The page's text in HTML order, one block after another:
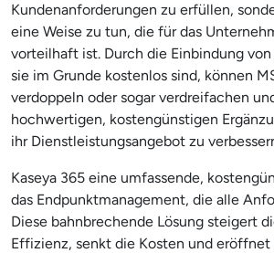
Kundenanforderungen zu erfüllen,
eine Weise zu tun, die für das
vorteilhaft ist. Durch die Einbindung
sie im Grunde kostenlos sind, können
verdoppeln oder sogar verdreifachen
hochwertigen, kostengünstigen
ihr Dienstleistungsangebot zu
Kaseya 365 eine umfassende,
das Endpunktmanagement, die alle
Diese bahnbrechende Lösung steigert
Effizienz, senkt die Kosten und eröffnet